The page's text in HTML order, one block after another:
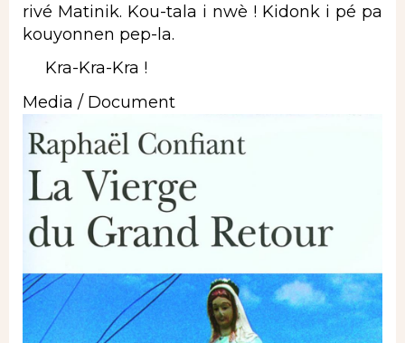
rivé Matinik. Kou-tala i nwè ! Kidonk i pé pa
kouyonnen pep-la.
Kra-Kra-Kra !
Media / Document